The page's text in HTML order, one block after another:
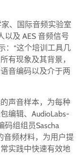
、国际音频实验室
以及 AES 音频信号
：“这个培训工具几
有现象及其背景，
音编码以及介于两
声音样本，为每种
编辑、AudioLabs-
码组组员Sascha
音频材料，为用户提
实践中快速有效地